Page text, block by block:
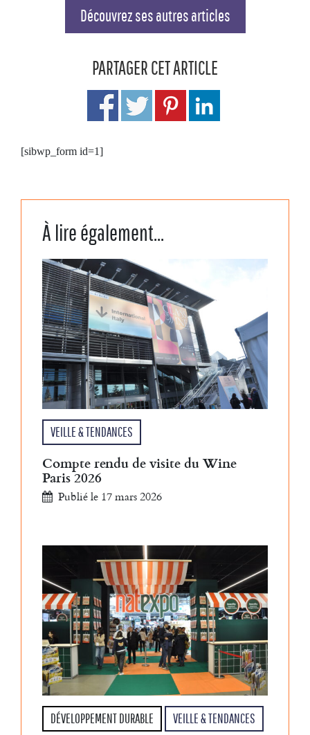
Découvrez ses autres articles
PARTAGER CET ARTICLE
[sibwp_form id=1]
À lire également...
VEILLE & TENDANCES
Compte rendu de visite du Wine
Paris 2026
Publié le 17 mars 2026
DÉVELOPPEMENT DURABLE VEILLE & TENDANCES